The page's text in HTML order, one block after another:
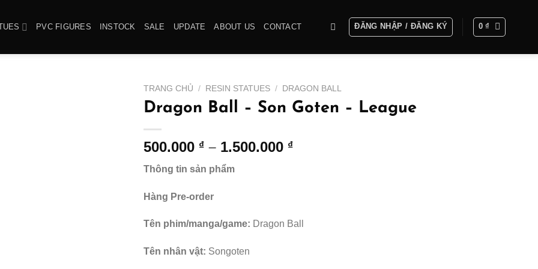
PVC FIGURES INSTOCK SALE UPDATE ABOUT US CONTACT ĐĂNG NHẬP / ĐĂNG KÝ 0₫
TRANG CHỦ / RESIN STATUES / DRAGON BALL
Dragon Ball – Son Goten – League
500.000 ₫ – 1.500.000 ₫Khoảng
1.500.000 ₫
Thông tin sản phẩm
Hàng Pre-order
Tên phim/manga/game: Dragon Ball
Tên nhân vật: Songoten